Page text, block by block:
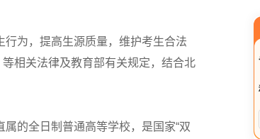
为，提高生源质量，维护考生合法
相关法律及教育部有关规定，结合北
的全日制普通高等学校，是国家“双